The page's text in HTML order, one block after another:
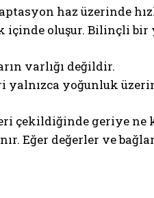
haz üzerinde
içinde oluşur. Bilinçli
varlığı değildir.
yalnızca yoğunluk
çekildiğinde geriye ne
Eğer değerler ve